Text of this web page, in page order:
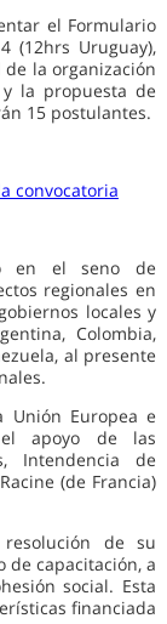
el Formulario
(12hrs Uruguay),
la organización
la propuesta de
15 postulantes.
convocatoria
en el seno de
regionales en
locales y
Colombia,
al presente
Unión Europea e
el apoyo de las
Intendencia de
(de Francia)
de su
de capacitación, a
social. Esta
financiada